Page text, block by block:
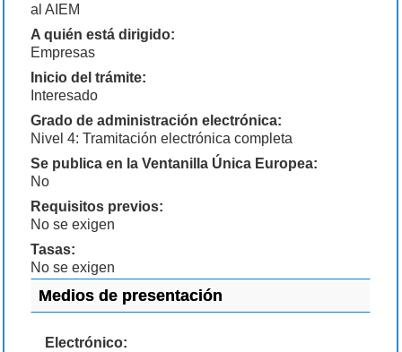
al AIEM
A quién está dirigido:
Empresas
Inicio del trámite:
Interesado
Grado de administración electrónica:
Nivel 4: Tramitación electrónica completa
Se publica en la Ventanilla Única Europea:
No
Requisitos previos:
No se exigen
Tasas:
No se exigen
Medios de presentación
Electrónico: